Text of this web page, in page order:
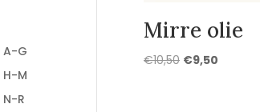
Mirre olie
€10,50 Oorspronkelijke
€9,50Huidige
A-G
M
R